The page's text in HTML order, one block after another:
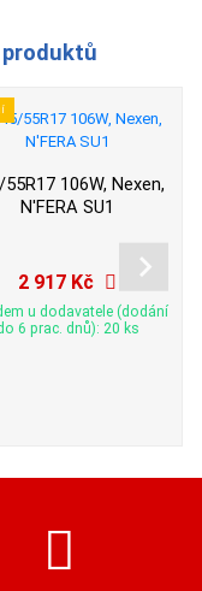
106W, Nexen,
N'FERA SU1
2 917 Kč
u dodavatele (dodání
6 prac. dnů): 20 ks